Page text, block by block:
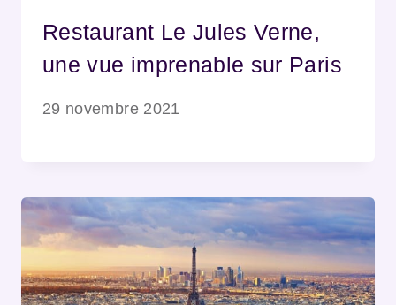
Restaurant Le Jules Verne,
une vue imprenable sur Paris
29 novembre 2021